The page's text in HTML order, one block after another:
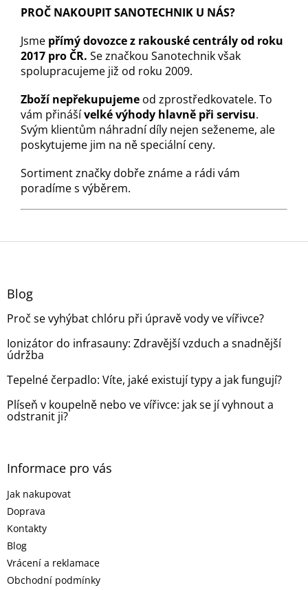
PROČ NAKOUPIT SANOTECHNIK U NÁS?
Jsme přímý dovozce z rakouské centrály od roku
2017 pro ČR. Se značkou Sanotechnik však
spolupracujeme již od roku 2009.
Zboží nepřekupujeme od zprostředkovatele. To
vám přinášívelké výhody hlavně při servisu.
Svým klientům náhradní díly nejen seženeme, ale
poskytujeme jim na ně speciální ceny.
Sortiment značky dobře známe a rádi vám
poradíme s výběrem.
Z
Blog
Proč se vyhýbat chlóru při úpravě vody ve vířivce?
Ionizátor do infrasauny: Zdravější vzduch a snadnější
údržba
Tepelné čerpadlo: Víte, jaké existují typy a jak fungují?
Plíseň v koupelně nebo ve vířivce: jak se jí vyhnout a
odstranit ji?
Informace pro vás
Jak nakupovat
Doprava
Kontakty
Blog
Vrácení a reklamace
Obchodní podmínky